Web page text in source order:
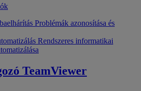
Problémák azonosítása és
Rendszeres informatikai
TeamViewer